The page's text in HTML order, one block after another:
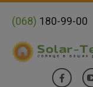
(068) 180-99-00